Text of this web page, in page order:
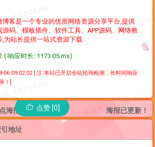
博客是一个专业的优质网络资源分享平台,提供
码、模板插件、软件工具、APP源码、网络教
为站长提供一站式资源下载
( 响应时长: 1173.05 ms)
06 09:02:02 [ 注:本站已开启全站轮询检测，长时间响应
！]
海报 海报已更新！
点赞 [0]
地址